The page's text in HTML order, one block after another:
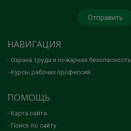
НАВИГАЦИЯ
Охрана труда и пожарная безопасность
Курсы рабочих профессий
ПОМОЩЬ
Карта сайта
Поиск по сайту